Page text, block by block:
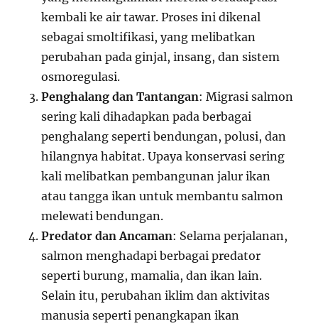
kembali ke air tawar. Proses ini dikenal
sebagai smoltifikasi, yang melibatkan
perubahan pada ginjal, insang, dan sistem
osmoregulasi.
Penghalang dan Tantangan: Migrasi salmon
sering kali dihadapkan pada berbagai
penghalang seperti bendungan, polusi, dan
hilangnya habitat. Upaya konservasi sering
kali melibatkan pembangunan jalur ikan
atau tangga ikan untuk membantu salmon
melewati bendungan.
Predator dan Ancaman: Selama perjalanan,
salmon menghadapi berbagai predator
seperti burung, mamalia, dan ikan lain.
Selain itu, perubahan iklim dan aktivitas
manusia seperti penangkapan ikan